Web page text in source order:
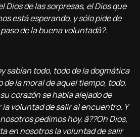
Dios de las sorpresas, el Dios que
está esperando, y sólo pide de
de la buena voluntadâ?.
sabí­an todo, todo de la dogmática
de la moral de aquel tiempo, todo.
corazón se habí­a alejado de
la voluntad de salir al encuentro. Y
pedimos hoy. â??Oh Dios,
en nosotros la voluntad de salir